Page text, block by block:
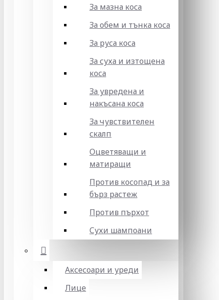
За мазна коса
За обем и тънка коса
За руса коса
За суха и изтощена
коса
За увредена и
накъсана коса
За чувствителен
скалп
Оцветяващи и
матиращи
Против косопад и за
бърз растеж
Против пърхот
Сухи шампоани
Аксесоари и уреди
Лице